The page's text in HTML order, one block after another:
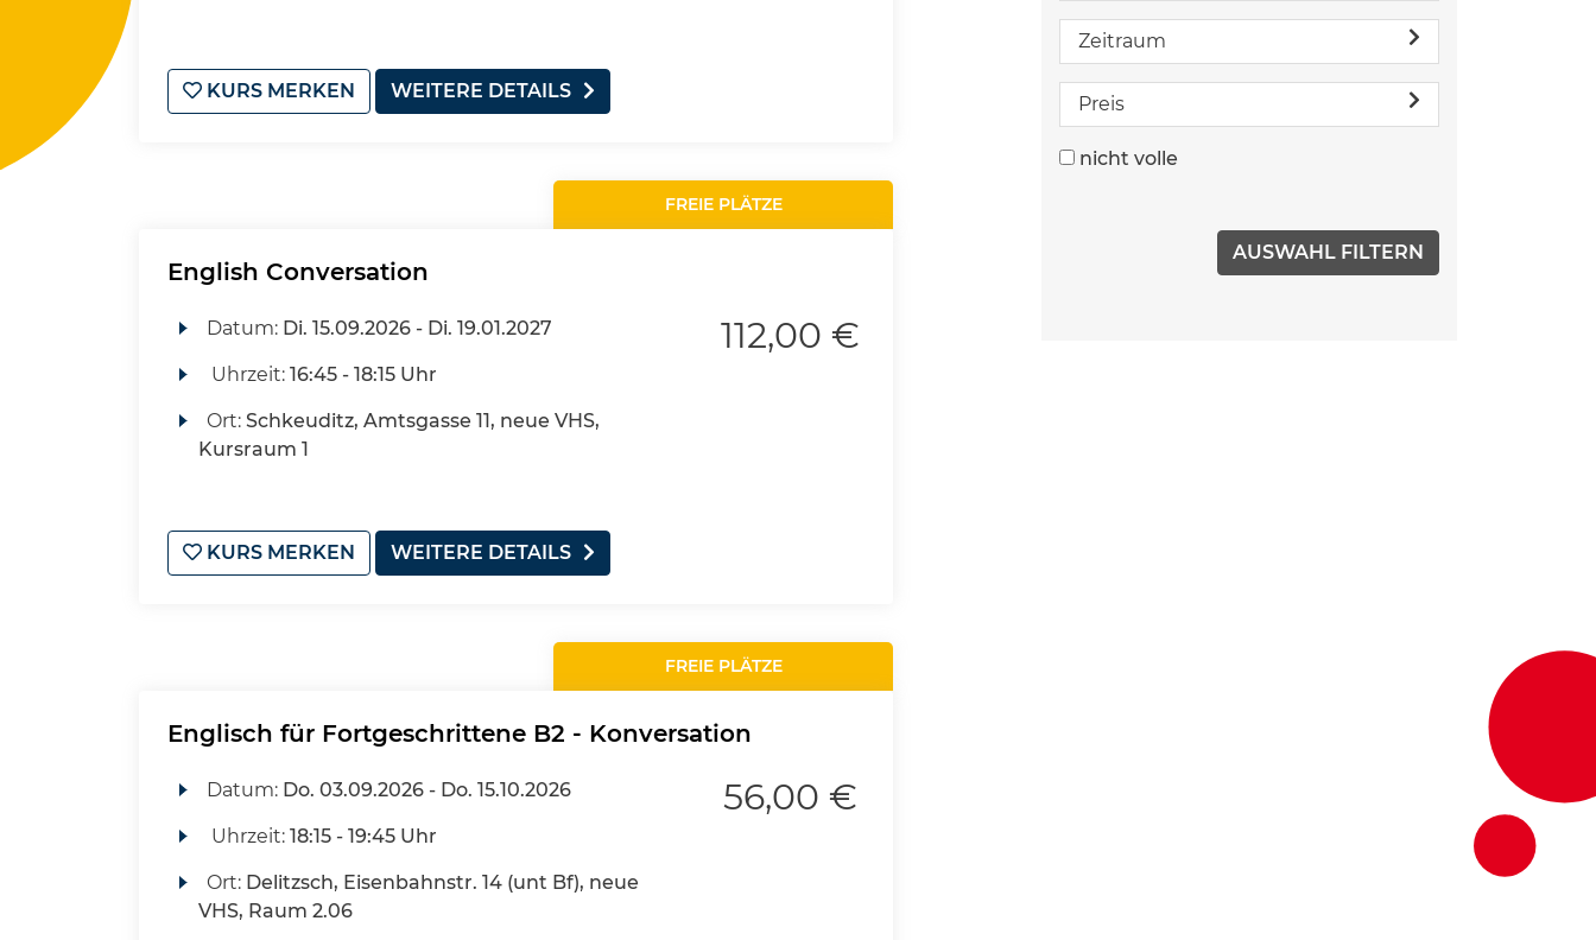
KURS MERKEN WEITERE DETAILS
FREIE PLÄTZE
English Conversation
Datum: Di. 15.09.2026 - Di. 19.01.2027
Uhrzeit: 16:45 - 18:15 Uhr
Ort: Schkeuditz, Amtsgasse 11, neue VHS,
Kursraum 1
112,00 €
KURS MERKEN WEITERE DETAILS
FREIE PLÄTZE
Englisch für Fortgeschrittene B2 - Konversation
Datum: Do. 03.09.2026 - Do. 15.10.2026
Uhrzeit: 18:15 - 19:45 Uhr
Ort: Delitzsch, Eisenbahnstr. 14 (unt Bf), neue
VHS, Raum 2.06
56,00 €
Zeitraum
Preis
nicht volle